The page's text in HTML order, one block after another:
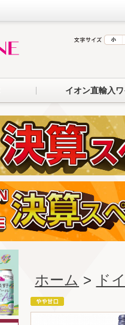
イオン直輸入
ホーム > ド